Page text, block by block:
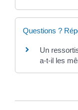
Questions ?
Un
a-t-il les